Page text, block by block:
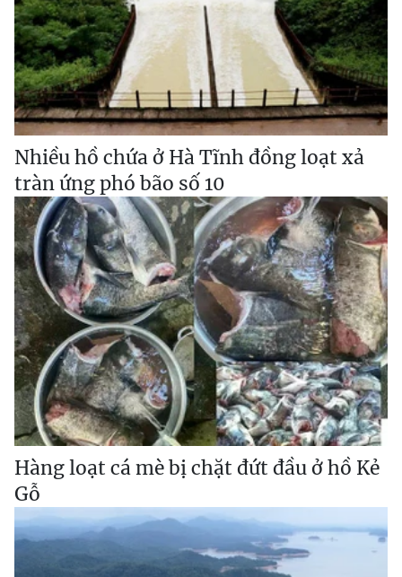
Nhiều hồ chứa ở Hà Tĩnh đồng loạt xả
tràn ứng phó bão số 10
Hàng loạt cá mè bị chặt đứt đầu ở hồ Kẻ
Gỗ